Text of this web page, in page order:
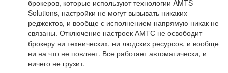
брокеров, которые используют технологии AMTS
Solutions, настройки не могут вызывать никаких
реджектов, и вообще с исполнением напрямую никак не
связаны. Отключение настроек АМТС не освободит
брокеру ни технических, ни людских ресурсов, и вообще
ни на что не повляет. Все работает автоматически, и
ничего не грузит.